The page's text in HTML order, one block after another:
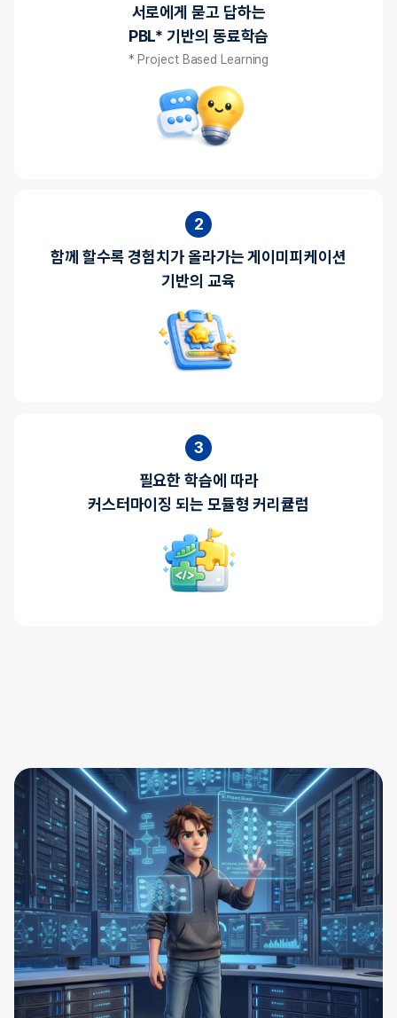
서로에게 묻고 답하는
PBL* 기반의 동료학습
* Project Based Learning
2
함께 할수록 경험치가 올라가는 게이미피케이션
기반의 교육
3
필요한 학습에 따라
커스터마이징 되는 모듈형 커리큘럼